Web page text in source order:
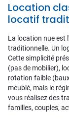
Location
locatif
La location nue est
traditionnelle. Un
Cette simplicité
(pas de mobilier),
rotation faible
meublé, mais le
vous réalisez des
familles, couples,